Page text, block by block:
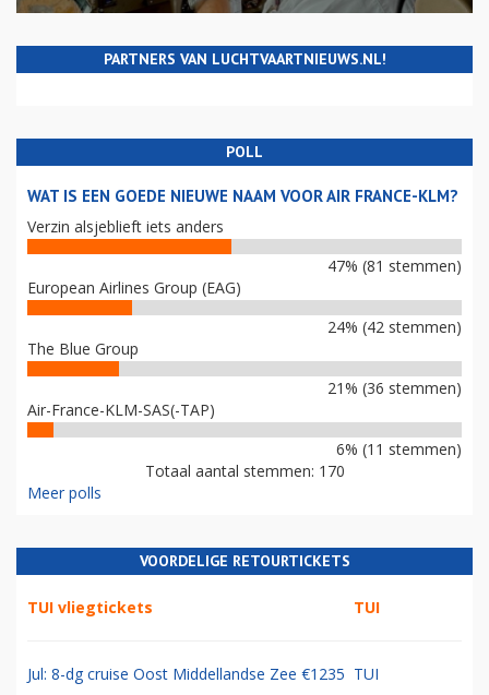
PARTNERS VAN LUCHTVAARTNIEUWS.NL!
POLL
WAT IS EEN GOEDE NIEUWE NAAM VOOR AIR FRANCE-KLM?
Verzin alsjeblieft iets anders
47% (81 stemmen)
European Airlines Group (EAG)
24% (42 stemmen)
The Blue Group
21% (36 stemmen)
Air-France-KLM-SAS(-TAP)
6% (11 stemmen)
Totaal aantal stemmen: 170
Meer polls
VOORDELIGE RETOURTICKETS
TUI vliegtickets TUI
Jul: 8-dg cruise Oost Middellandse Zee €1235 TUI